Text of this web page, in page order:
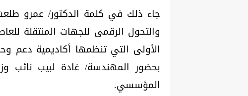
جاء ذلك في كلمة الدكتور/ عمرو
والتحول الرقمى للجهات المنتقلة
الأولى التي تنظمها أكاديمية دعم
بحضور المهندسة/ غادة لبيب نائب
المؤسسي.